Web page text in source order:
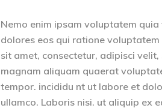
Nemo enim ipsam voluptatem
dolores eos qui ratione
sit amet, consectetur, adipisci
magnam aliquam quaerat
tempor. incididu nt ut labore et
ullamco. Laboris nisi. ut aliquip ex